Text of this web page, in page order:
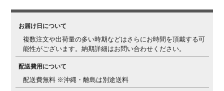
お届け日について
複数注文や出荷量の多い時期などはさらにお時間を頂戴する可
能性がございます。納期詳細はお問い合わせください。
配送費用について
配送費無料 ※沖縄・離島は別途送料